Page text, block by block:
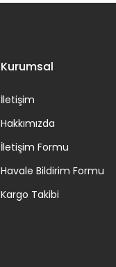
Kurumsal
İletişim
Hakkımızda
İletişim Formu
Havale Bildirim Formu
Kargo Takibi